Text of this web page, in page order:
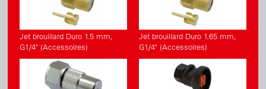
Jet brouillard Duro 1.5 mm,
G1/4" (Accessoires)
Jet brouillard Duro 1.65 mm,
G1/4" (Accessoires)